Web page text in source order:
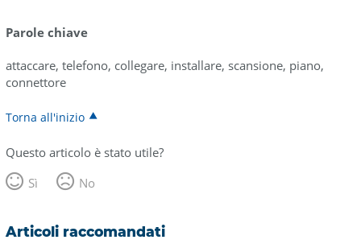
Parole chiave
attaccare, telefono, collegare, installare, scansione, piano,
connettore
Torna all'inizio
Questo articolo è stato utile?
Sì
No
Articoli raccomandati